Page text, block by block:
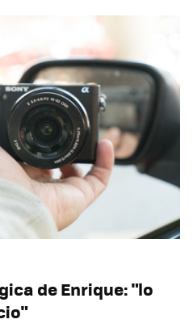
de Enrique: "lo